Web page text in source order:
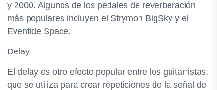
y 2000. Algunos de los pedales de reverberación
más populares incluyen el Strymon BigSky y el
Eventide Space.
Delay
El delay es otro efecto popular entre los guitarristas,
que se utiliza para crear repeticiones de la señal de